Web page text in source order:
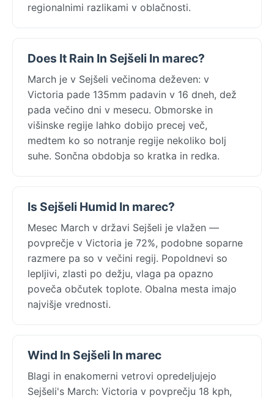
regionalnimi razlikami v oblačnosti.
Does It Rain In Sejšeli In marec?
March je v Sejšeli večinoma deževen: v
Victoria pade 135mm padavin v 16 dneh, dež
pada večino dni v mesecu. Obmorske in
višinske regije lahko dobijo precej več,
medtem ko so notranje regije nekoliko bolj
suhe. Sončna obdobja so kratka in redka.
Is Sejšeli Humid In marec?
Mesec March v državi Sejšeli je vlažen —
povprečje v Victoria je 72%, podobne soparne
razmere pa so v večini regij. Popoldnevi so
lepljivi, zlasti po dežju, vlaga pa opazno
poveča občutek toplote. Obalna mesta imajo
najvišje vrednosti.
Wind In Sejšeli In marec
Blagi in enakomerni vetrovi opredeljujejo
Sejšeli's March: Victoria v povprečju 18 kph,